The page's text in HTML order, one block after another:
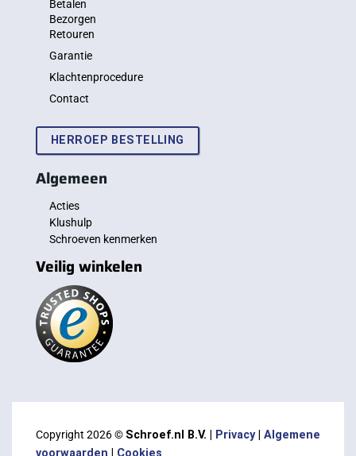
Betalen
Bezorgen
Retouren
Garantie
Klachtenprocedure
Contact
HERROEP BESTELLING
Algemeen
Acties
Klushulp
Schroeven kenmerken
Veilig winkelen
Copyright 2026 © Schroef.nl B.V. | Privacy| Algemene
voorwaarden
Cookies